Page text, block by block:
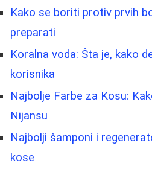
Kako se boriti protiv prvih
preparati
Koralna voda: Šta je, kako
korisnika
Najbolje Farbe za Kosu:
Nijansu
Najbolji šamponi i
kose